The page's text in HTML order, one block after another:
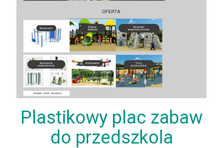
Plastikowy plac zabaw
do przedszkola